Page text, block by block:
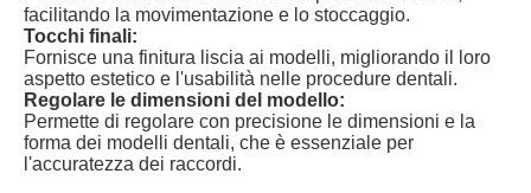
facilitando la movimentazione e lo stoccaggio.
Tocchi finali:
Fornisce una finitura liscia ai modelli, migliorando il loro
aspetto estetico e l'usabilità nelle procedure dentali.
Regolare le dimensioni del modello:
Permette di regolare con precisione le dimensioni e la
forma dei modelli dentali, che è essenziale per
l'accuratezza dei raccordi.